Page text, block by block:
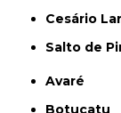
Cesário
Salto de
Avaré
Botucatu